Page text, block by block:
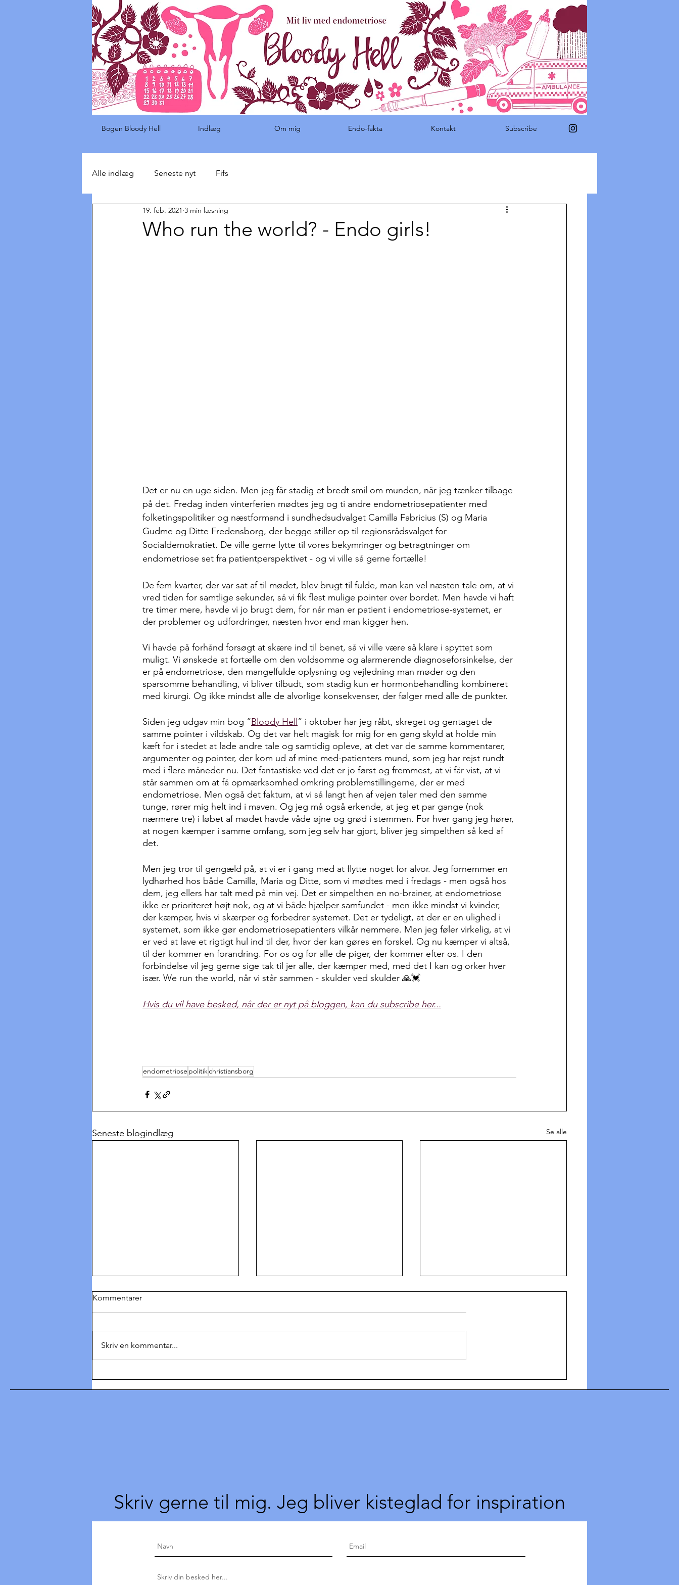
Bogen Bloody Hell Indlæg Om mig Endo-fakta Kontakt Subscribe
Alle indlæg Seneste nyt Fifs
Who run the world? - Endo girls!
19. feb. 2021 3 min læsning
Det er nu en uge siden. Men jeg får stadig et bredt smil om munden, når jeg tænker tilbage
på det. Fredag inden vinterferien mødtes jeg og ti andre endometriosepatienter med
folketingspolitiker og næstformand i sundhedsudvalget Camilla Fabricius (S) og Maria
Gudme og Ditte Fredensborg, der begge stiller op til regionsrådsvalget for
Socialdemokratiet. De ville gerne lytte til vores bekymringer og betragtninger om
endometriose set fra patientperspektivet - og vi ville så gerne fortælle!
De fem kvarter, der var sat af til mødet, blev brugt til fulde, man kan vel næsten tale om, at vi
vred tiden for samtlige sekunder, så vi fik flest mulige pointer over bordet. Men havde vi haft
tre timer mere, havde vi jo brugt dem, for når man er patient i endometriose-systemet, er
der problemer og udfordringer, næsten hvor end man kigger hen.
Vi havde på forhånd forsøgt at skære ind til benet, så vi ville være så klare i spyttet som
muligt. Vi ønskede at fortælle om den voldsomme og alarmerende diagnoseforsinkelse, der
er på endometriose, den mangelfulde oplysning og vejledning man møder og den
sparsomme behandling, vi bliver tilbudt, som stadig kun er hormonbehandling kombineret
med kirurgi. Og ikke mindst alle de alvorlige konsekvenser, der følger med alle de punkter.
Siden jeg udgav min bog “Bloody Hell” i oktober har jeg råbt, skreget og gentaget de
samme pointer i vildskab. Og det var helt magisk for mig for en gang skyld at holde min
kæft for i stedet at lade andre tale og samtidig opleve, at det var de samme kommentarer,
argumenter og pointer, der kom ud af mine med-patienters mund, som jeg har rejst rundt
med i flere måneder nu. Det fantastiske ved det er jo først og fremmest, at vi får vist, at vi
står sammen om at få opmærksomhed omkring problemstillingerne, der er med
endometriose. Men også det faktum, at vi så langt hen af vejen taler med den samme
tunge, rører mig helt ind i maven. Og jeg må også erkende, at jeg et par gange (nok
nærmere tre) i løbet af mødet havde våde øjne og grød i stemmen. For hver gang jeg hører,
at nogen kæmper i samme omfang, som jeg selv har gjort, bliver jeg simpelthen så ked af
det.
Men jeg tror til gengæld på, at vi er i gang med at flytte noget for alvor. Jeg fornemmer en
lydhørhed hos både Camilla, Maria og Ditte, som vi mødtes med i fredags - men også hos
dem, jeg ellers har talt med på min vej. Det er simpelthen en no-brainer, at endometriose
ikke er prioriteret højt nok, og at vi både hjælper samfundet - men ikke mindst vi kvinder,
der kæmper, hvis vi skærper og forbedrer systemet. Det er tydeligt, at der er en ulighed i
systemet, som ikke gør endometriosepatienters vilkår nemmere. Men jeg føler virkelig, at vi
er ved at lave et rigtigt hul ind til der, hvor der kan gøres en forskel. Og nu kæmper vi altså,
til der kommer en forandring. For os og for alle de piger, der kommer efter os. I den
forbindelse vil jeg gerne sige tak til jer alle, der kæmper med, med det I kan og orker hver
især. We run the world, når vi står sammen - skulder ved skulder 🙏💓
Hvis du vil have besked, når der er nyt på bloggen, kan du subscribe her...
endometriose politikchristiansborg
Seneste blogindlæg Se alle
Kommentarer
Skriv en kommentar...
Skriv gerne til mig. Jeg bliver kisteglad for inspiration